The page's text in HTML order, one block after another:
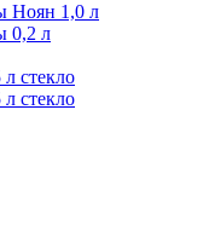
Ноян 1,0 л
0,2 л
стекло
стекло